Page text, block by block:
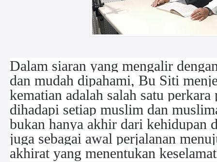
Dalam siaran yang mengalir
dan mudah dipahami, Bu Siti
kematian adalah salah satu
dihadapi setiap muslim dan
bukan hanya akhir dari kehidupan
juga sebagai awal perjalanan
akhirat yang menentukan